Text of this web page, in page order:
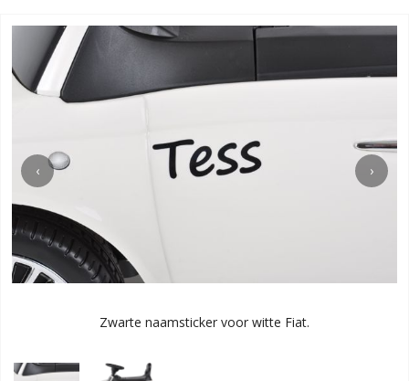
‹ ›
Zwarte naamsticker voor witte Fiat.